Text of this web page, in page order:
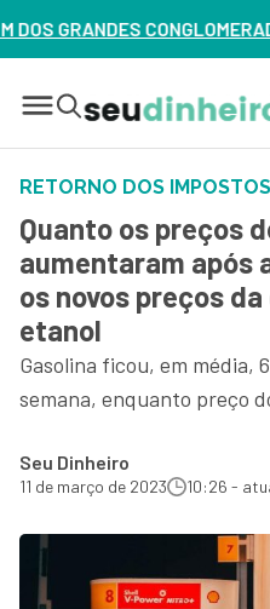
NO BRASIL? VEJA
RETORNO DOS IMPOSTOS
Quanto os preços
aumentaram após
os novos preços
etanol
Gasolina ficou, em média,
semana, enquanto preço
Seu Dinheiro
11 de março de 2023 10:26 -